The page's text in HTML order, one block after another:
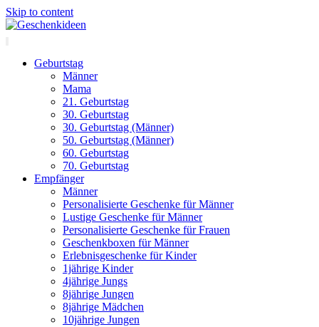
Skip to content
Geburtstag
Männer
Mama
21. Geburtstag
30. Geburtstag
30. Geburtstag (Männer)
50. Geburtstag (Männer)
60. Geburtstag
70. Geburtstag
Empfänger
Männer
Personalisierte Geschenke für Männer
Lustige Geschenke für Männer
Personalisierte Geschenke für Frauen
Geschenkboxen für Männer
Erlebnisgeschenke für Kinder
1jährige Kinder
4jährige Jungs
8jährige Jungen
8jährige Mädchen
10jährige Jungen